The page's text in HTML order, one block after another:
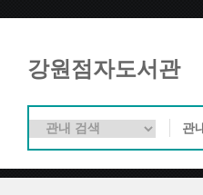
강원점자도서관